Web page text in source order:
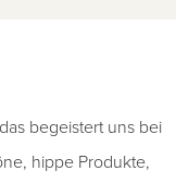
begeistert uns bei
hippe Produkte,